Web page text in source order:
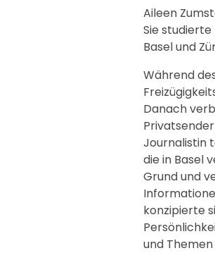
Aileen
Sie
Basel und
Während
Danach
Journalistin
die in Basel
Grund und
konzipierte
und